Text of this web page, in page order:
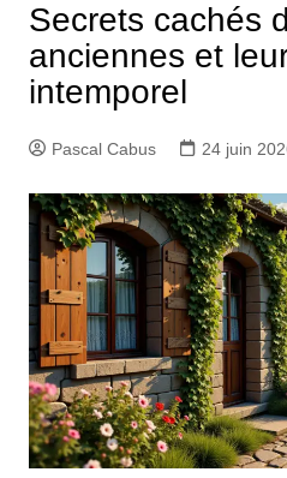
Secrets cachés
anciennes et
intemporel
Pascal Cabus 24 juin